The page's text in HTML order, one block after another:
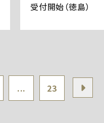
受付開始（徳島）
... 23